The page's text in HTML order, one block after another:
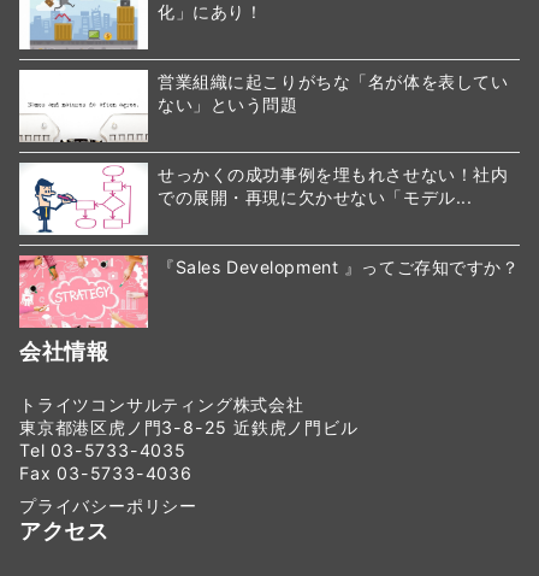
化」にあり！
営業組織に起こりがちな「名が体を表してい
ない」という問題
せっかくの成功事例を埋もれさせない！社内
での展開・再現に欠かせない「モデル...
『Sales Development 』ってご存知ですか？
会社情報
トライツコンサルティング株式会社
東京都港区虎ノ門3-8-25 近鉄虎ノ門ビル
Tel 03-5733-4035
Fax 03-5733-4036
プライバシーポリシー
アクセス